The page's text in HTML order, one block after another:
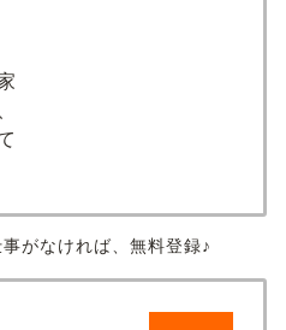
がなければ、無料登録♪